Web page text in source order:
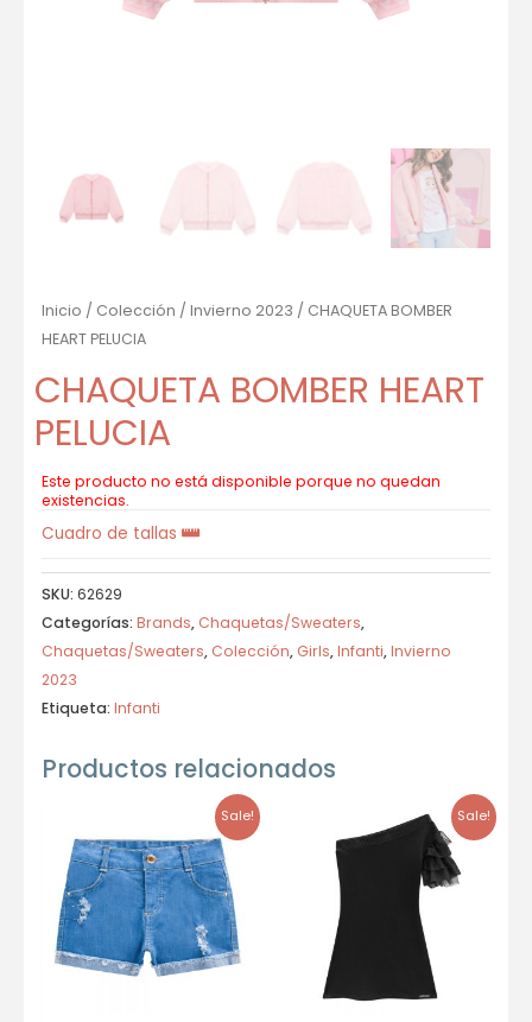
Inicio / Colección / Invierno 2023 / CHAQUETA BOMBER
HEART PELUCIA
CHAQUETA BOMBER HEART
PELUCIA
Este producto no está disponible porque no quedan
existencias.
Cuadro de tallas
SKU: 62629
Categorías: Brands, Chaquetas/Sweaters,
Chaquetas/Sweaters, Colección, Girls,Infanti,Invierno
2023
Etiqueta: Infanti
Productos relacionados
Sale! Sale!